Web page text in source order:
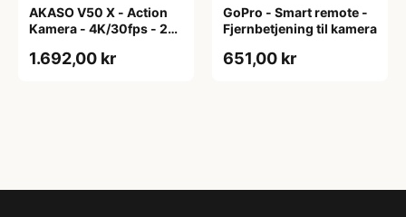
AKASO V50 X - Action
Kamera - 4K/30fps - 20
1.692,00 kr
GoPro - Smart remote -
Fjernbetjening til kamera
651,00 kr